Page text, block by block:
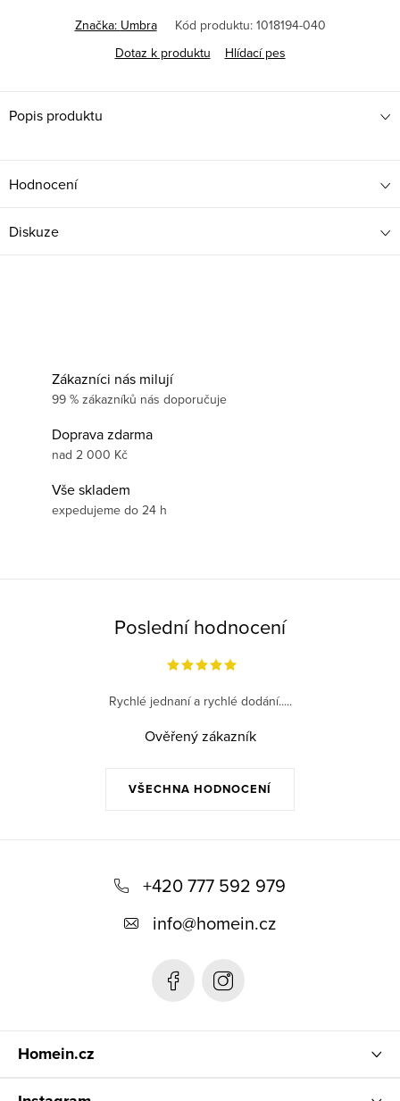
Značka: Umbra Kód produktu: 1018194-040
Dotaz k produktu
Hlídací pes
Popis produktu
Hodnocení
Diskuze
Zákazníci nás milují
99 % zákazníků nás doporučuje
Doprava zdarma
nad 2 000 Kč
Vše skladem
expedujeme do 24 h
Poslední hodnocení
VŠECHNA HODNOCENÍ
Rychlé jednaní a rychlé dodání.....
Ověřený zákazník
+420 777 592 979
info@homein.cz
Homein.cz